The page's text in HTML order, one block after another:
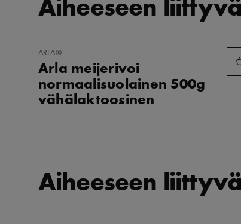
LISÄÄ
ARLA®
Arla meijerivoi
normaalisuolainen 500g
vähälaktoosinen
Aiheeseen